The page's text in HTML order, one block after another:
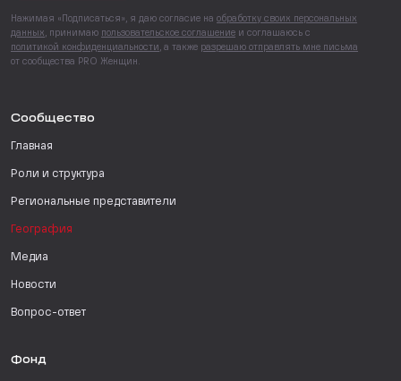
Нажимая «Подписаться», я даю согласие на обработку своих персональных
данных , принимаю пользовательское соглашение и соглашаюсь с
политикой конфиденциальности , а также разрешаю отправлять мне письма
от сообщества PRO Женщин.
Сообщество
Главная
Роли и структура
Региональные представители
География
Медиа
Новости
Вопрос-ответ
Фонд